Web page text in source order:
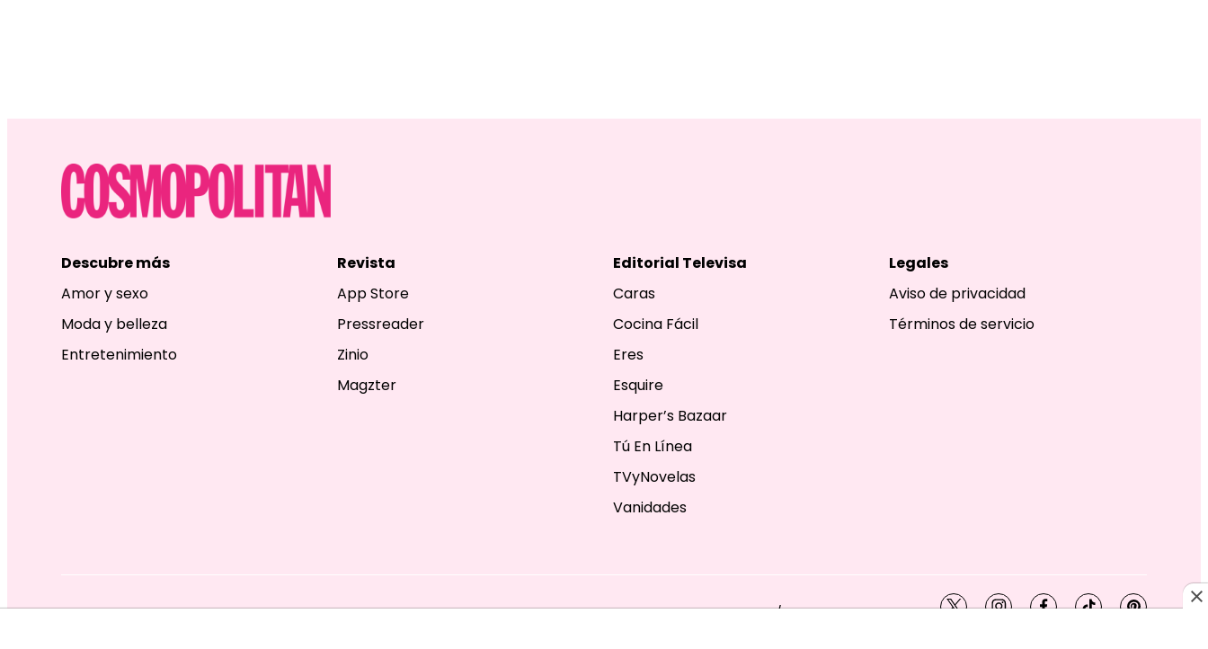
Descubre más
Amor y sexo
Moda y belleza
Entretenimiento
Revista
App Store
Pressreader
Zinio
Magzter
Editorial Televisa
Caras
Cocina Fácil
Eres
Esquire
Harper’s Bazaar
Tú En Línea
TVyNovelas
Vanidades
Legales
Aviso de privacidad
Términos de servicio
EDITORIAL TELEVISA S.A. DE C.V. TODOS LOS DERECHOS RESERVADOS. TBG - EDITORIAL TELEVISA - LIFESTYLES - BEAUTY / FASHION twitterinstagramfacebook
tiktokpinterest